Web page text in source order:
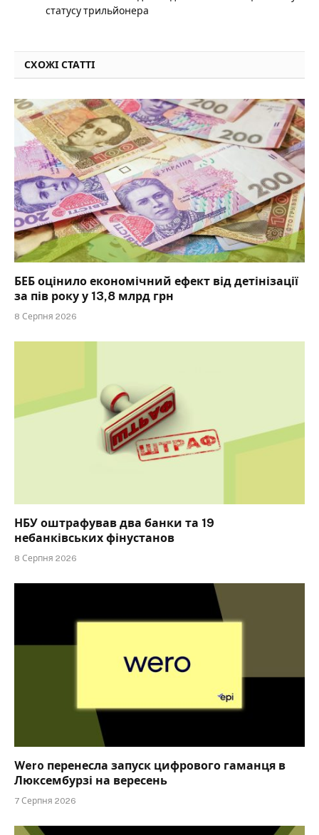
статусу трильйонера
СХОЖІ СТАТТІ
БЕБ оцінило економічний ефект від детінізації
за пів року у 13,8 млрд грн
8 Серпня 2026
НБУ оштрафував два банки та 19
небанківських фінустанов
8 Серпня 2026
Wero перенесла запуск цифрового гаманця в
Люксембурзі на вересень
7 Серпня 2026